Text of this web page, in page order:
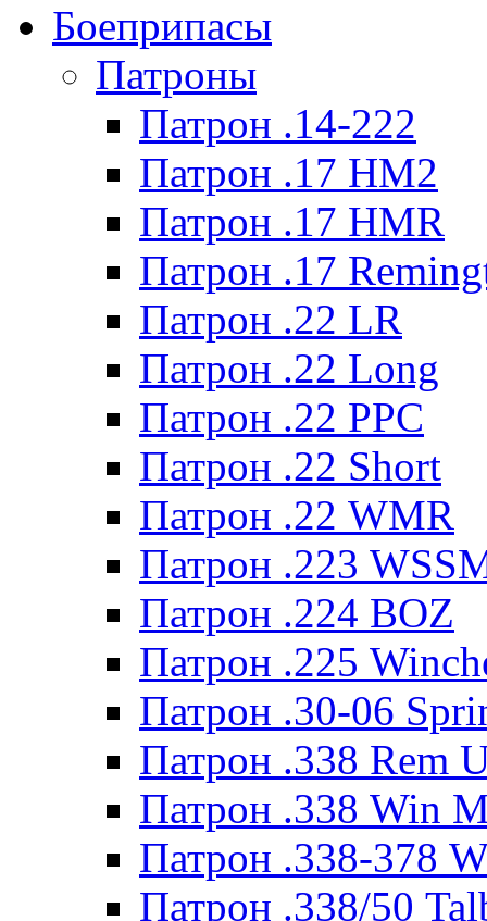
Боеприпасы
Патроны
Патрон .14-222
Патрон .17 HM2
Патрон .17 HMR
Патрон .17
Патрон .22 LR
Патрон .22 Long
Патрон .22 PPC
Патрон .22 Short
Патрон .22 WMR
Патрон .223
Патрон .224 BOZ
Патрон .225
Патрон .30-06
Патрон .338 Rem
Патрон .338 Win
Патрон .338-378
Патрон .338/50